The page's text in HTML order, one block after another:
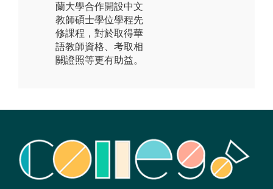
蘭大學合作開設中文
教師碩士學位學程先
修課程，對於取得華
語教師資格、考取相
關證照等更有助益。